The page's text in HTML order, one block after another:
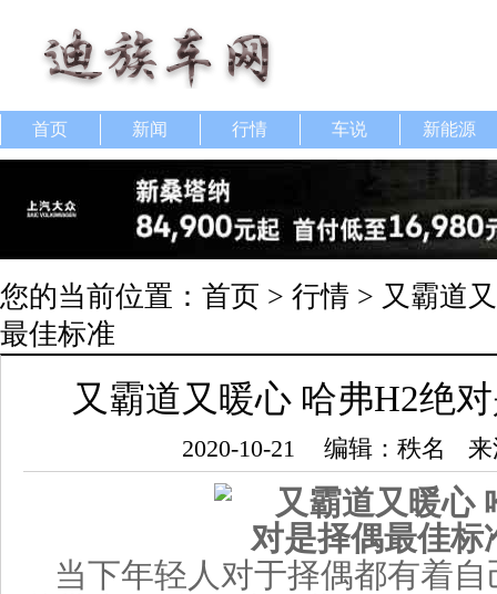
首页 新闻 行情 车说 新能源
您的当前位置： 首页 > 行情 > 又霸道
最佳标准
又霸道又暖心 哈弗H2绝
2020-10-21 编辑：秩名
当下年轻人对于择偶都有着